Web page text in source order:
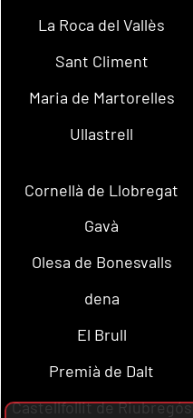
La Roca del Vallès
Sant Climent
Maria de Martorelles
Ullastrell
Cornellà de Llobregat
Gavà
Olesa de Bonesvalls
dena
El Brull
Premià de Dalt
Castellfollit de Riubregós